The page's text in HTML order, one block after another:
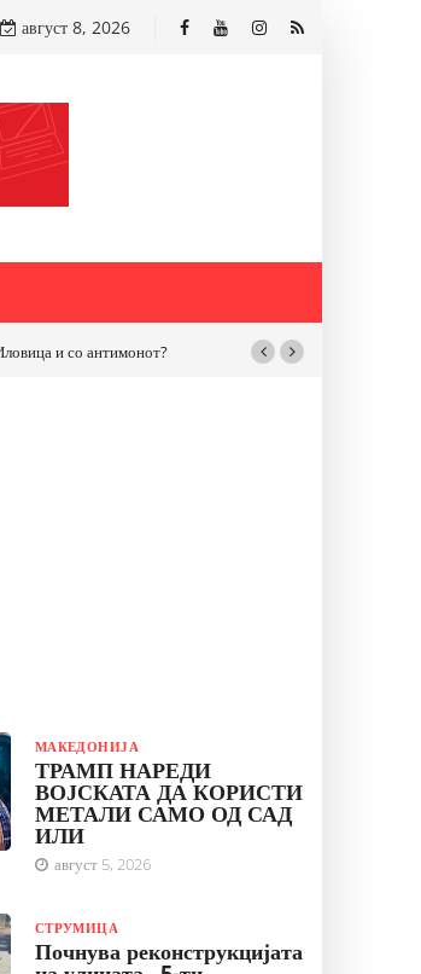
август 8, 2026
и со антимонот?
МАКЕДОНИЈА
ТРАМП НАРЕДИ
ВОЈСКАТА ДА КОРИСТИ
МЕТАЛИ САМО ОД САД
ИЛИ
август 5, 2026
СТРУМИЦА
Почнува реконструкцијата